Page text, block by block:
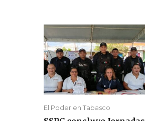
El Poder en Tabasco